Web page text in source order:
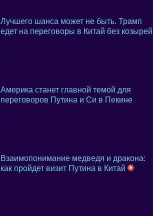
Лучшего шанса может не быть. Трамп
едет на переговоры в Китай без козырей
Америка станет главной темой для
переговоров Путина и Си в Пекине
Взаимопонимание медведя и дракона:
как пройдет визит Путина в Китай